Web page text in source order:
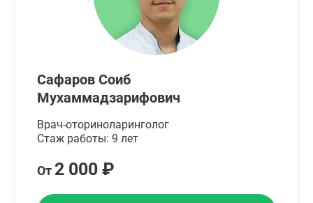
Сафаров Соиб
Мухаммадзарифович
Врач-оториноларинголог
Стаж работы: 9 лет
От 2 000 ₽